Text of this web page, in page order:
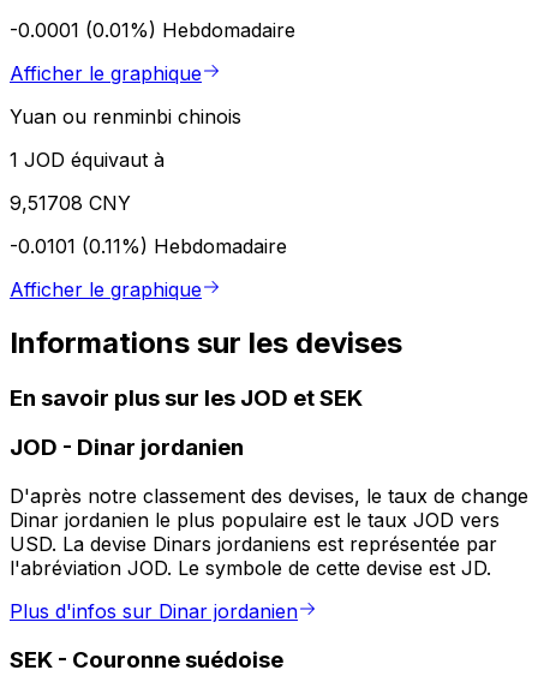
-0.0001 (0.01%) Hebdomadaire
Afficher le graphique
Yuan ou renminbi chinois
1 JOD équivaut à
9,51708 CNY
-0.0101 (0.11%) Hebdomadaire
Afficher le graphique
Informations sur les devises
En savoir plus sur les JOD et SEK
JOD - Dinar jordanien
D'après notre classement des devises, le taux de change
Dinar jordanien le plus populaire est le taux JOD vers
USD. La devise Dinars jordaniens est représentée par
l'abréviation JOD. Le symbole de cette devise est JD.
Plus d'infos sur Dinar jordanien
SEK - Couronne suédoise